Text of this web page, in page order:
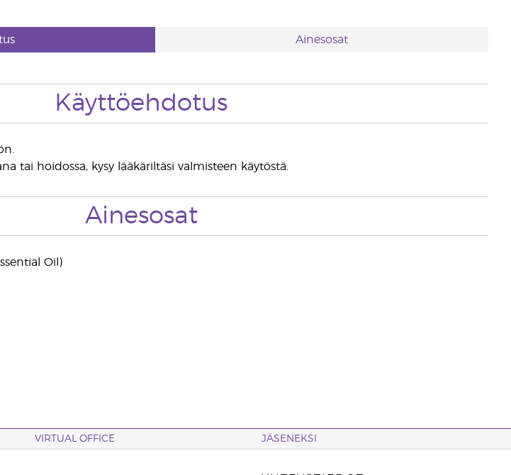
Ainesosat
Käyttöehdotus
tai hoidossa, kysy lääkäriltäsi valmisteen käytöstä.
Ainesosat
Oil)
VIRTUAL OFFICE JÄSENEKSI